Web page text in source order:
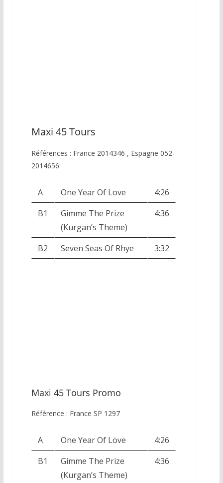
Maxi 45 Tours
Références : France 2014346 , Espagne 052-
2014656
A One Year Of Love
4:26
B1
Gimme The Prize
(Kurgan’s Theme)
4:36
B2 Seven Seas Of Rhye 3:32
Maxi 45 Tours Promo
Référence : France SP 1297
A One Year Of Love
4:26
B1
Gimme The Prize
(Kurgan’s Theme)
4:36